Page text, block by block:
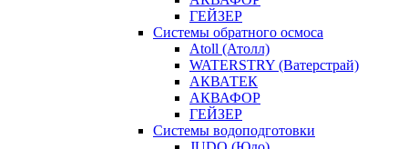
ГЕЙЗЕР
Системы обратного осмоса
Atoll (Атолл)
WATERSTRY (Ватерстрай)
АКВАТЕК
АКВАФОР
ГЕЙЗЕР
Системы водоподготовки